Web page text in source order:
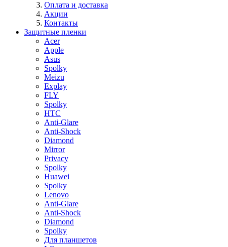
Оплата и доставка
Акции
Контакты
Защитные пленки
Acer
Apple
Asus
Spolky
Meizu
Explay
FLY
Spolky
HTC
Anti-Glare
Anti-Shock
Diamond
Mirror
Privacy
Spolky
Huawei
Spolky
Lenovo
Anti-Glare
Anti-Shock
Diamond
Spolky
Для планшетов